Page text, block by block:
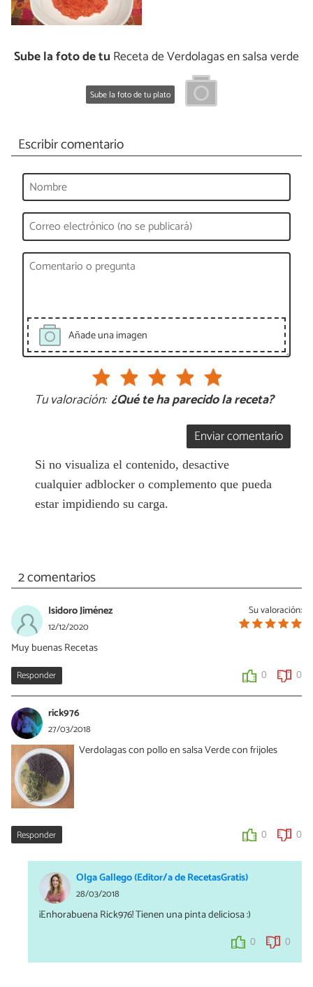
Sube la foto de tu Receta de Verdolagas en salsa verde
Sube la foto de tu plato
Escribir comentario
Añade una imagen
Tu valoración: ¿Qué te ha parecido la receta?
Enviar comentario
Si no visualiza el contenido, desactive
cualquier adblocker o complemento que pueda
estar impidiendo su carga.
2 comentarios
Su valoración:
Isidoro Jiménez
12/12/2020
Muy buenas Recetas
Responder 0 0
rick976
27/03/2018
Verdolagas con pollo en salsa Verde con frijoles
Responder 0 0
Olga Gallego (Editor/a de RecetasGratis)
28/03/2018
¡Enhorabuena Rick976! Tienen una pinta deliciosa :)
0 0